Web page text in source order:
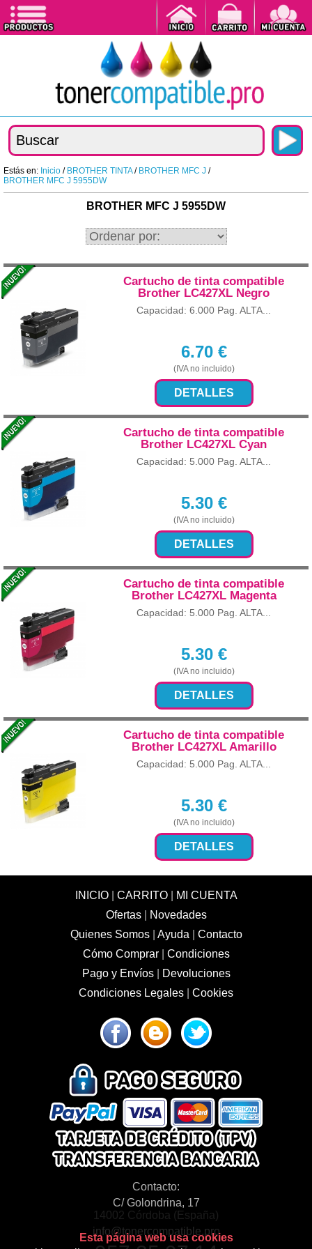
Estás en: Inicio / BROTHER TINTA/ BROTHER MFC J /
BROTHER MFC J 5955DW
BROTHER MFC J 5955DW
Cartucho de tinta compatible
Brother LC427XL Negro
Capacidad: 6.000 Pag. ALTA...
6.70€
(IVA no incluido)
DETALLES
Cartucho de tinta compatible
Brother LC427XL Cyan
Capacidad: 5.000 Pag. ALTA...
5.30€
(IVA no incluido)
DETALLES
Cartucho de tinta compatible
Brother LC427XL Magenta
Capacidad: 5.000 Pag. ALTA...
5.30€
(IVA no incluido)
DETALLES
Cartucho de tinta compatible
Brother LC427XL Amarillo
Capacidad: 5.000 Pag. ALTA...
5.30€
(IVA no incluido)
DETALLES
INICIO| CARRITO|
MI CUENTA
Ofertas|
Novedades
Quienes Somos| Ayuda
Contacto
Cómo Comprar| Condiciones
Pago y Envíos|
Devoluciones
Condiciones Legales
Cookies
Contacto:
C/ Golondrina, 17
14002 Córdoba (España)
info@tonercompatible.pro
Esta página web usa cookies